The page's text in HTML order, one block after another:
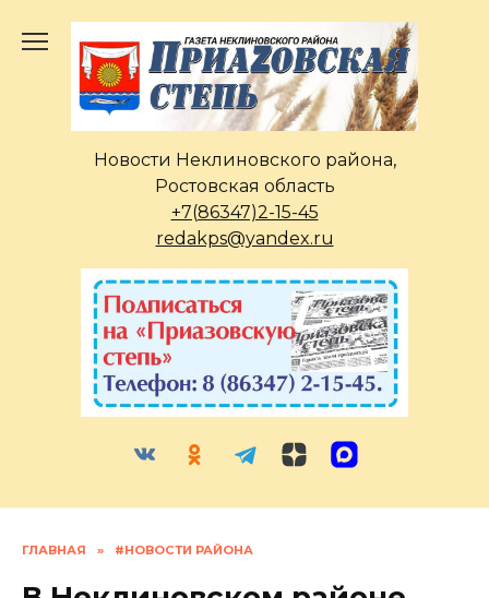
содержанию
Новости Неклиновского района,
Ростовская область
+7(86347)2-15-45
redakps@yandex.ru
ГЛАВНАЯ » #НОВОСТИ РАЙОНА